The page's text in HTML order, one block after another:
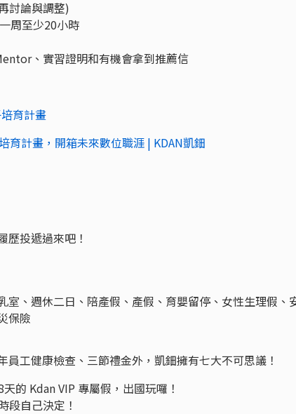
討論與調整)
周至少20小時
、實習證明和有機會拿到推薦信
育計畫
育計畫，開箱未來數位職涯 | KDAN凱鈿
歷投遞過來吧！
室、週休二日、陪產假、產假、育嬰留停、女性生理假、
保險
工健康檢查、三節禮金外，凱鈿擁有七大不可思議！
的 Kdan VIP 專屬假，出國玩囉！
段自己決定！